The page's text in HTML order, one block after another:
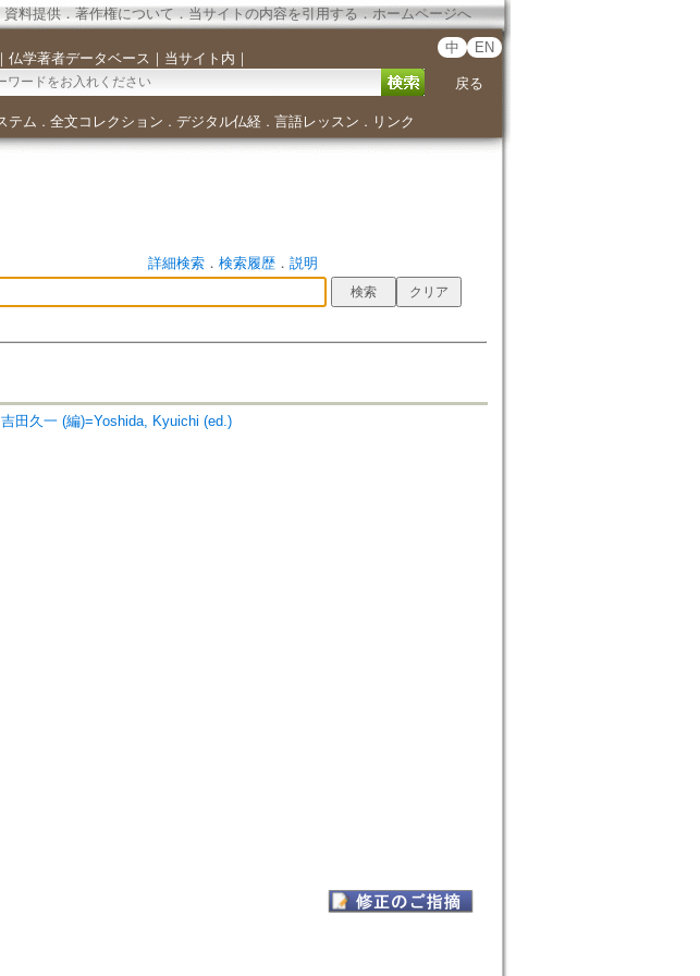
資料提供． 著作権について．当サイトの内容を引用する ． ホームページへ
｜ 仏学著者データベース ｜ 当サイト内 ｜
中 EN
戻る
テム ． 全文コレクション ． デジタル仏経． 言語レッスン ． リンク
詳細検索． 検索履歴． 説明
吉田久一 (編)=Yoshida, Kyuichi (ed.)